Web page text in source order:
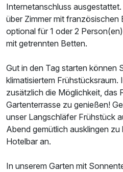
Einzelzimmer
1 Erwachsenen
Internetanschluss
über Zimmer mit französischen
optional für 1 oder 2
mit getrennten Betten.
Gut in den Tag starten können
klimatisiertem Frühstücksraum.
zusätzlich die Möglichkeit, das
Gartenterrasse zu genießen!
unser Langschläfer Frühstück
Abend gemütlich ausklingen
Hotelbar an.
In unserem Garten mit